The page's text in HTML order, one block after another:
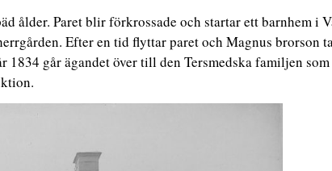
ålder. Paret blir förkrossade och startar ett barnhem i
Efter en tid flyttar paret och Magnus brorson
1834 går ägandet över till den Tersmedska familjen